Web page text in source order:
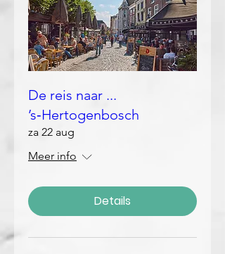
De reis naar ...
’s‑Hertogenbosch
za 22 aug
Meer info
Details